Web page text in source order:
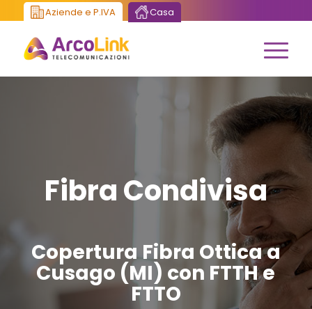
Aziende e P.IVA Casa
Fibra Condivisa
Copertura Fibra Ottica a
Cusago (MI) con FTTH e
FTTO